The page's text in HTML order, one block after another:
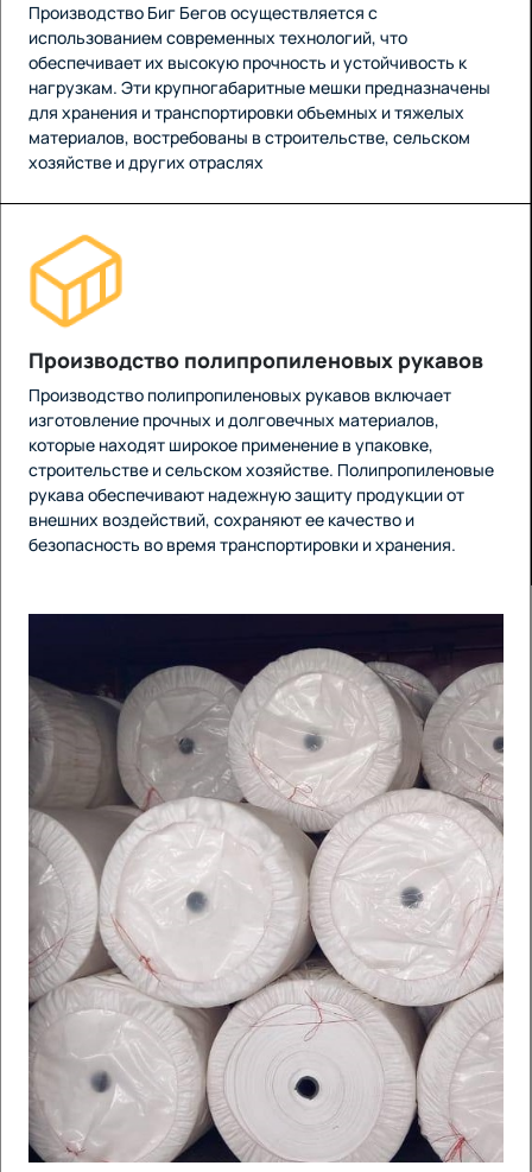
Производство Биг Бегов осуществляется с
использованием современных технологий, что
обеспечивает их высокую прочность и устойчивость к
нагрузкам. Эти крупногабаритные мешки предназначены
для хранения и транспортировки объемных и тяжелых
материалов, востребованы в строительстве, сельском
хозяйстве и других отраслях
Производство полипропиленовых рукавов
Производство полипропиленовых рукавов включает
изготовление прочных и долговечных материалов,
которые находят широкое применение в упаковке,
строительстве и сельском хозяйстве. Полипропиленовые
рукава обеспечивают надежную защиту продукции от
внешних воздействий, сохраняют ее качество и
безопасность во время транспортировки и хранения.